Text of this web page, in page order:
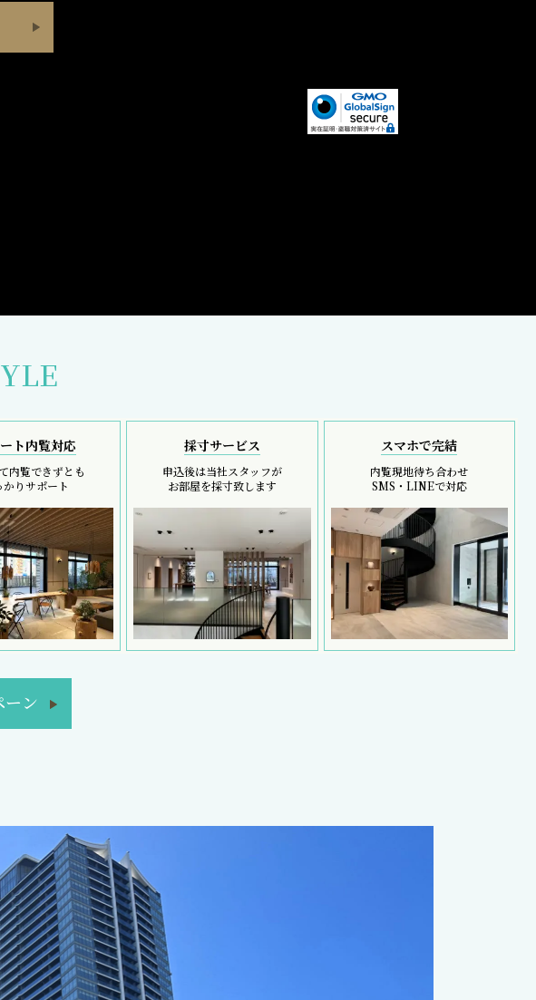
ト内覧対応
内覧できずとも
かりサポート
採寸サービス
申込後は当社スタッフが
お部屋を採寸致します
スマホで完結
内覧現地待ち合わせ
SMS・LINEで対応
ーン